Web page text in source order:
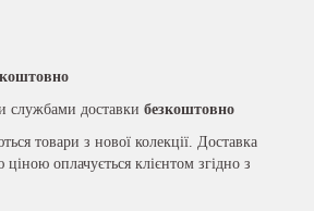
службами доставки безкоштовно
товари з нової колекції. Доставка
ціною оплачується клієнтом згідно з